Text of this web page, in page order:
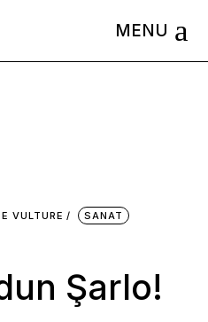
VULTURE SANAT
Şarlo!